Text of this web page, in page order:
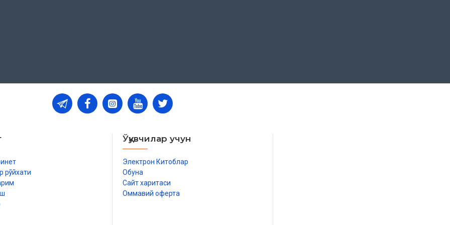
рўйхати
Ўқувчилар учун
Электрон Китоблар
Обуна
Сайт харитаси
Оммавий оферта